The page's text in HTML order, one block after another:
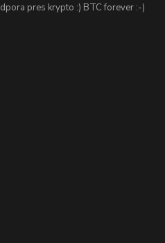
pres krypto :) BTC forever :-)